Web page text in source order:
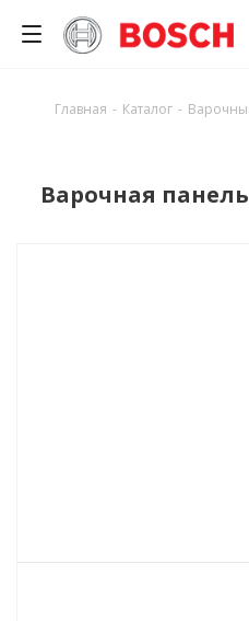
Главная - Каталог -
Варочная панель